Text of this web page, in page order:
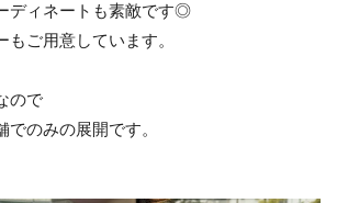
ディネートも素敵です◎
ご用意しています。
ので
のみの展開です。